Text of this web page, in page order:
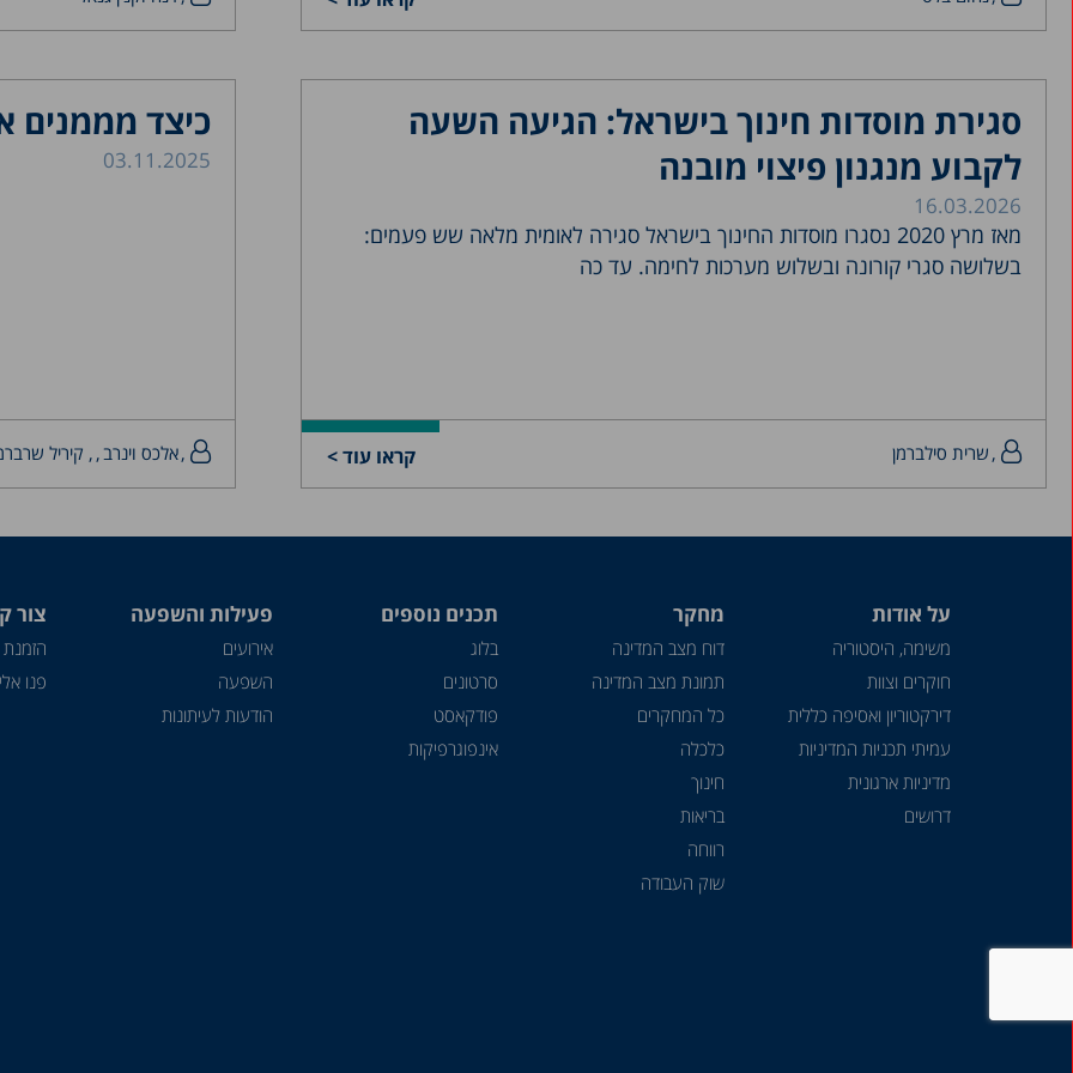
סגירת מוסדות חינוך בישראל: הגיעה השעה
לקבוע מנגנון פיצוי מובנה
16.03.2026
מאז מרץ 2020 נסגרו מוסדות החינוך בישראל סגירה לאומית מלאה שש פעמים:
בשלושה סגרי קורונה ובשלוש מערכות לחימה. עד כה
קראו עוד > שרית סילברמן
כיצד מממנים
03.11.2025
אלכס וינרב , קיריל
על אודות
משימה, היסטוריה
חוקרים וצוות
דירקטוריון ואסיפה כללית
עמיתי תכניות המדיניות
מדיניות ארגונית
דרושים
מחקר
דוח מצב המדינה
תמונת מצב המדינה
כל המחקרים
כלכלה
חינוך
בריאות
רווחה
שוק העבודה
תכנים נוספים
בלוג
סרטונים
פודקאסט
אינפוגרפיקות
פעילות והשפעה
אירועים
השפעה
הודעות לעיתונות
צור
פנו